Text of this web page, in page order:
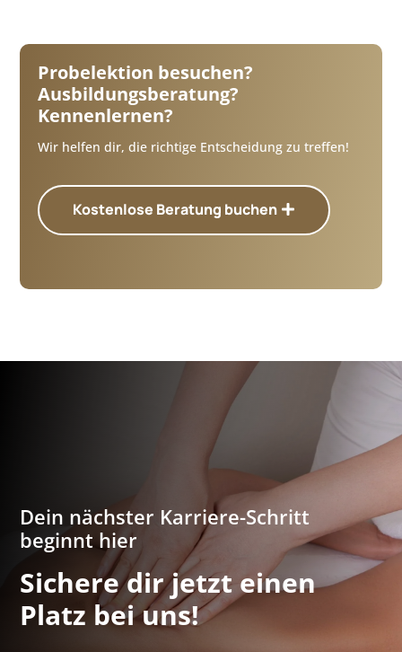
Probelektion besuchen?
Ausbildungsberatung?
Kennenlernen?
Wir helfen dir, die richtige Entscheidung zu treffen!
Kostenlose Beratung buchen
Dein nächster Karriere-Schritt
beginnt hier
Sichere dir jetzt einen
Platz bei uns!